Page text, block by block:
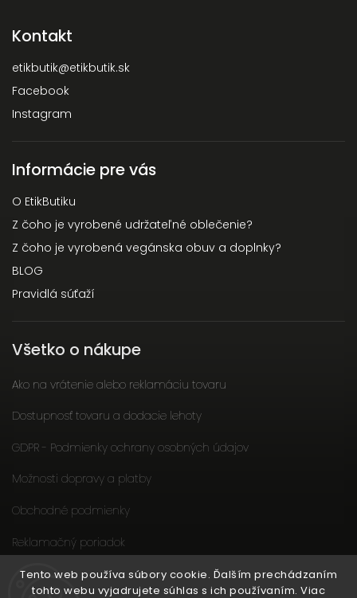
Tento web používa súbory cookie. Ďalším prechádzaním
tohto webu vyjadrujete súhlas s ich používaním. Viac
Kontakt
etikbutik@etikbutik.sk
Facebook
Instagram
Informácie pre vás
O EtikButiku
Z čoho je vyrobené udržateľné oblečenie?
Z čoho je vyrobená vegánska obuv a doplnky?
BLOG
Pravidlá súťaží
Všetko o nákupe
Ako na vrátenie alebo reklamáciu tovaru
Dostupnosť tovaru a dodacie lehoty
GDPR - Podmienky ochrany osobných údajov
Možnosti dopravy a platby
Obchodné podmienky
Reklamačný poriadok
Slow fashion podporuje ženy